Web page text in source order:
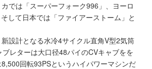
では「スーパーフォーク996」、ヨーロ
して日本では「ファイアーストーム」と
設計となる水冷4サイクル直角V型2気筒
レターは大口径48パイのCVキャブをを
回転93PSというハイパワーマシンだ